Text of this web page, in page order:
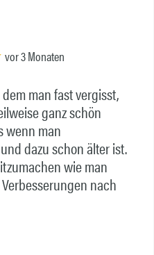
vor 3 Monaten
man fast vergisst,
ganz schön
wenn man
dazu schon älter ist.
wie man
nach